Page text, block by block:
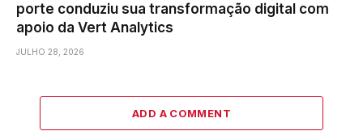
porte conduziu sua transformação digital com
apoio da Vert Analytics
JULHO 28, 2026
ADD A COMMENT